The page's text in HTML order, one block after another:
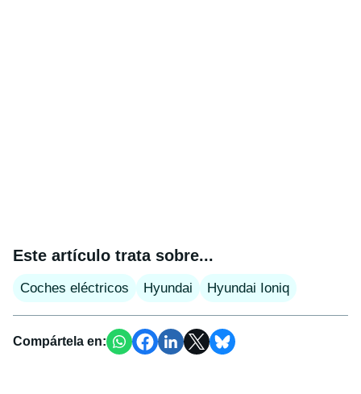
Este artículo trata sobre...
Coches eléctricos Hyundai Hyundai Ioniq
Compártela en: